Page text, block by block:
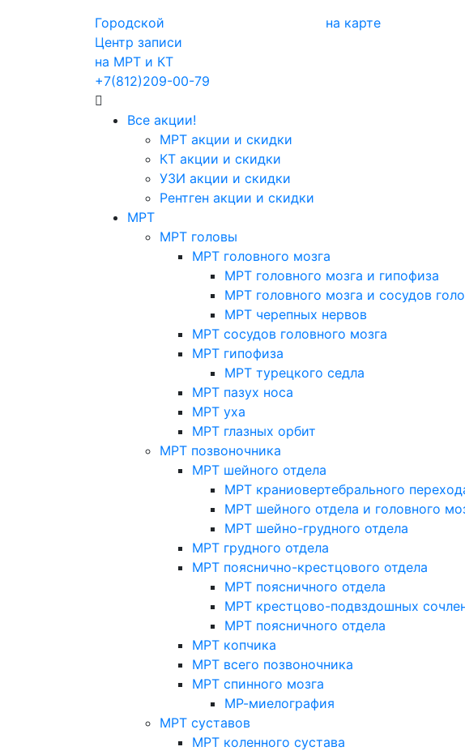
Городской
Центр записи
на МРТ и КТ
+7(812)209-00-79
на карте
Все акции!
МРТ акции и скидки
КТ акции и скидки
УЗИ акции и скидки
Рентген акции и скидки
МРТ
МРТ головы
МРТ головного мозга
МРТ головного мозга и гипофиза
МРТ головного мозга и сосудов
МРТ черепных нервов
МРТ сосудов головного мозга
МРТ гипофиза
МРТ турецкого седла
МРТ пазух носа
МРТ уха
МРТ глазных орбит
МРТ позвоночника
МРТ шейного отдела
МРТ краниовертебрального
МРТ шейного отдела и головного
МРТ шейно-грудного отдела
МРТ грудного отдела
МРТ пояснично-крестцового отдела
МРТ поясничного отдела
МРТ крестцово-подвздошных
МРТ поясничного отдела
МРТ копчика
МРТ всего позвоночника
МРТ спинного мозга
МР-миелография
МРТ суставов
МРТ коленного сустава